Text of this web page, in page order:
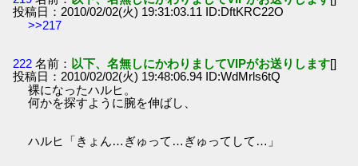
投稿日：2010/02/02(火) 19:31:03.11 ID:DftKRC22O
>>217
222 名前： 以下、名無しにかわりましてVIPがお送りします[]
投稿日：2010/02/02(火) 19:48:06.94 ID:WdMrls6tQ
裸になったハルヒ。
何かを探すように腕を伸ばし、
ハルヒ「きょん…ぎゅって…ぎゅってして…」